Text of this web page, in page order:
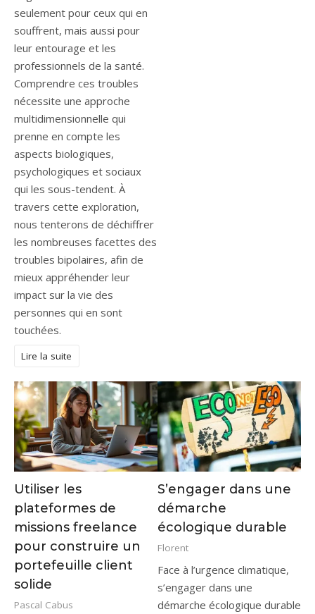
seulement pour ceux qui en
souffrent, mais aussi pour
leur entourage et les
professionnels de la santé.
Comprendre ces troubles
nécessite une approche
multidimensionnelle qui
prenne en compte les
aspects biologiques,
psychologiques et sociaux
qui les sous-tendent. À
travers cette exploration,
nous tenterons de déchiffrer
les nombreuses facettes des
troubles bipolaires, afin de
mieux appréhender leur
impact sur la vie des
personnes qui en sont
touchées.
Lire la suite
Utiliser les
plateformes de
missions freelance
pour construire un
portefeuille client
solide
Pascal Cabus
S’engager dans une
démarche
écologique durable
Florent
Face à l’urgence climatique,
s’engager dans une
démarche écologique durable